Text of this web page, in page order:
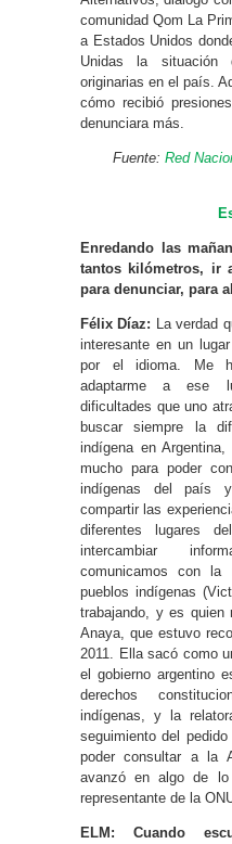
comunidad Qom La
a Estados Unidos
Unidas la situación
originarias en el país.
cómo recibió
denunciara más.
Fuente: Red
Enredando las
tantos kilómetros, ir
para denunciar, para
Félix Díaz: La verdad
interesante en un
por el idioma. Me
adaptarme a ese
dificultades que uno
buscar siempre la
indígena en
mucho para poder
indígenas del país
compartir las
diferentes lugares
intercambiar
comunicamos con la
pueblos indígenas
trabajando, y es quien
Anaya, que estuvo
2011. Ella sacó como
el gobierno argentino
derechos
indígenas, y la
seguimiento del
poder consultar a la
avanzó en algo de
representante de la
ELM: Cuando